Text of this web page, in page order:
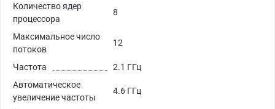
Количество ядер
процессора
8
Максимальное число
потоков
12
Частота
2.1 ГГц
Автоматическое
увеличение частоты
4.6 ГГц